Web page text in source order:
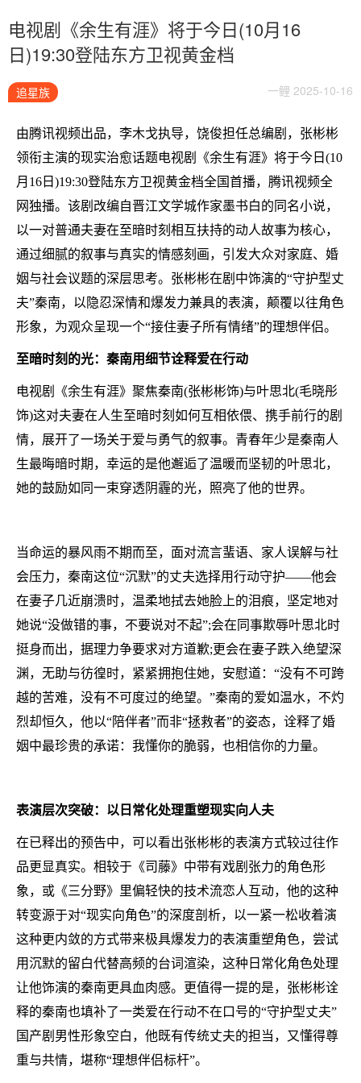
电视剧《余生有涯》将于今日(10月16
日)19:30登陆东方卫视黄金档
追星族 一鲤 2025-10-16
由腾讯视频出品，李木戈执导，饶俊担任总编剧，张彬彬
领衔主演的现实治愈话题电视剧《余生有涯》将于今日(10
月16日)19:30登陆东方卫视黄金档全国首播，腾讯视频全
网独播。该剧改编自晋江文学城作家墨书白的同名小说，
以一对普通夫妻在至暗时刻相互扶持的动人故事为核心，
通过细腻的叙事与真实的情感刻画，引发大众对家庭、婚
姻与社会议题的深层思考。张彬彬在剧中饰演的“守护型丈
夫”秦南，以隐忍深情和爆发力兼具的表演，颠覆以往角色
形象，为观众呈现一个“接住妻子所有情绪”的理想伴侣。
至暗时刻的光：秦南用细节诠释爱在行动
电视剧《余生有涯》聚焦秦南(张彬彬饰)与叶思北(毛晓彤
饰)这对夫妻在人生至暗时刻如何互相依偎、携手前行的剧
情，展开了一场关于爱与勇气的叙事。青春年少是秦南人
生最晦暗时期，幸运的是他邂逅了温暖而坚韧的叶思北，
她的鼓励如同一束穿透阴霾的光，照亮了他的世界。
当命运的暴风雨不期而至，面对流言蜚语、家人误解与社
会压力，秦南这位“沉默”的丈夫选择用行动守护——他会
在妻子几近崩溃时，温柔地拭去她脸上的泪痕，坚定地对
她说“没做错的事，不要说对不起”;会在同事欺辱叶思北时
挺身而出，据理力争要求对方道歉;更会在妻子跌入绝望深
渊，无助与彷徨时，紧紧拥抱住她，安慰道：“没有不可跨
越的苦难，没有不可度过的绝望。”秦南的爱如温水，不灼
烈却恒久，他以“陪伴者”而非“拯救者”的姿态，诠释了婚
姻中最珍贵的承诺：我懂你的脆弱，也相信你的力量。
表演层次突破：以日常化处理重塑现实向人夫
在已释出的预告中，可以看出张彬彬的表演方式较过往作
品更显真实。相较于《司藤》中带有戏剧张力的角色形
象，或《三分野》里偏轻快的技术流恋人互动，他的这种
转变源于对“现实向角色”的深度剖析，以一紧一松收着演
这种更内敛的方式带来极具爆发力的表演重塑角色，尝试
用沉默的留白代替高频的台词渲染，这种日常化角色处理
让他饰演的秦南更具血肉感。更值得一提的是，张彬彬诠
释的秦南也填补了一类爱在行动不在口号的“守护型丈夫”
国产剧男性形象空白，他既有传统丈夫的担当，又懂得尊
重与共情，堪称“理想伴侣标杆”。